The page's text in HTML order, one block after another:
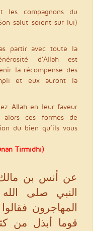
les compagnons du
salut soient sur lui)
partir avec toute la
d’Allah est
la récompense des
et eux auront la
Allah en leur faveur
ces formes de
du bien qu’ils vous
Tirmidhi)
عن أنس بن
النبي صلى
المهاجرون
قوما أبذل من